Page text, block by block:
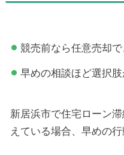
競売前なら任意売却
早めの相談ほど選択
新居浜市で住宅ローン
えている場合、早めの行